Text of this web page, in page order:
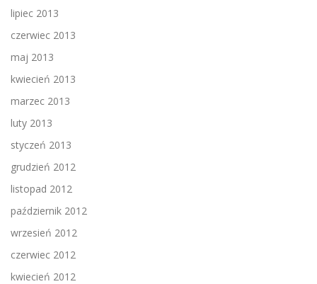
lipiec 2013
czerwiec 2013
maj 2013
kwiecień 2013
marzec 2013
luty 2013
styczeń 2013
grudzień 2012
listopad 2012
październik 2012
wrzesień 2012
czerwiec 2012
kwiecień 2012